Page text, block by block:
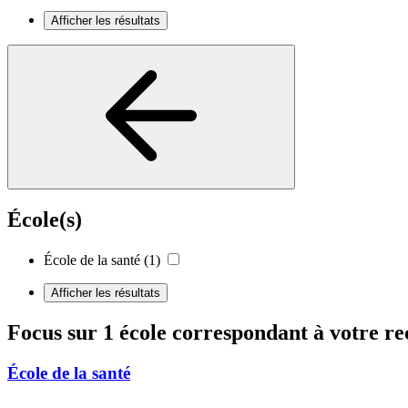
Afficher les résultats
École(s)
École de la santé (1)
Afficher les résultats
Focus sur 1 école correspondant à votre
École de la santé